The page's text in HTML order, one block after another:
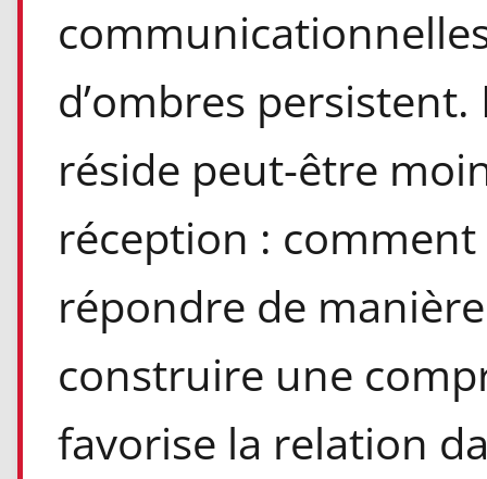
d’ombres
réside peut-être
réception :
répondre de
construire une
favorise la relation